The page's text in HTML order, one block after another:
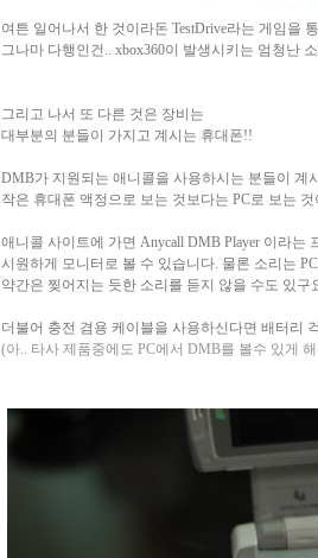
여튼 일어나서 한 것이라돈 TestDrive라는 게임을
그나마 다행인건.. xbox360이 발생시키는 엄청난
그리고 나서 또 다른 것은 장비는
대부분의 분들이 가지고 계시는 휴대폰!!
DMB가 지원되는 애니콜을 사용하시는 분들이 계
작은 휴대폰 액정으로 보는 것보다는 PC로 보는
애니콜 사이트에 가면 Anycall DMB Player 이라는
시원하게 모니터로 볼 수 있습니다. 물론 소리는
약간은 찢어지는 듯한 소리를 듣지 않을 수도 있구
더불어 충전 겸용 케이블을 사용하신다면 배터리
(아.. 타사 제품중에도 PC에서 DMB를 볼수 있게